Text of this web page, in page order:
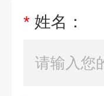
* 姓名：